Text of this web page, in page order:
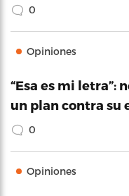
0
Opiniones
“Esa es mi letra”:
un plan contra su
0
Opiniones